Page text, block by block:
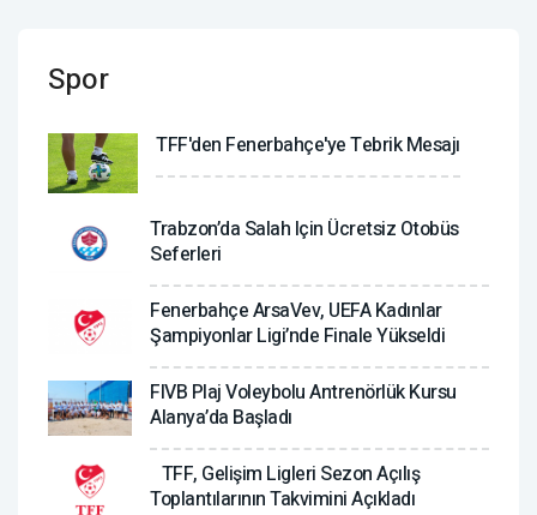
Spor
TFF'den Fenerbahçe'ye Tebrik Mesajı
Trabzon’da Salah Için Ücretsiz Otobüs
Seferleri
Fenerbahçe ArsaVev, UEFA Kadınlar
Şampiyonlar Ligi’nde Finale Yükseldi
FIVB Plaj Voleybolu Antrenörlük Kursu
Alanya’da Başladı
TFF, Gelişim Ligleri Sezon Açılış
Toplantılarının Takvimini Açıkladı